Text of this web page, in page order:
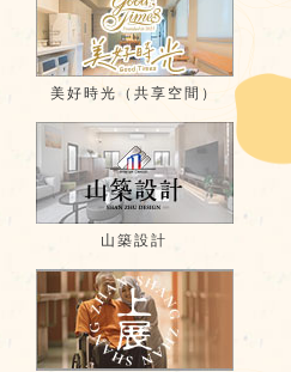
美好時光（共享空間）
山築設計